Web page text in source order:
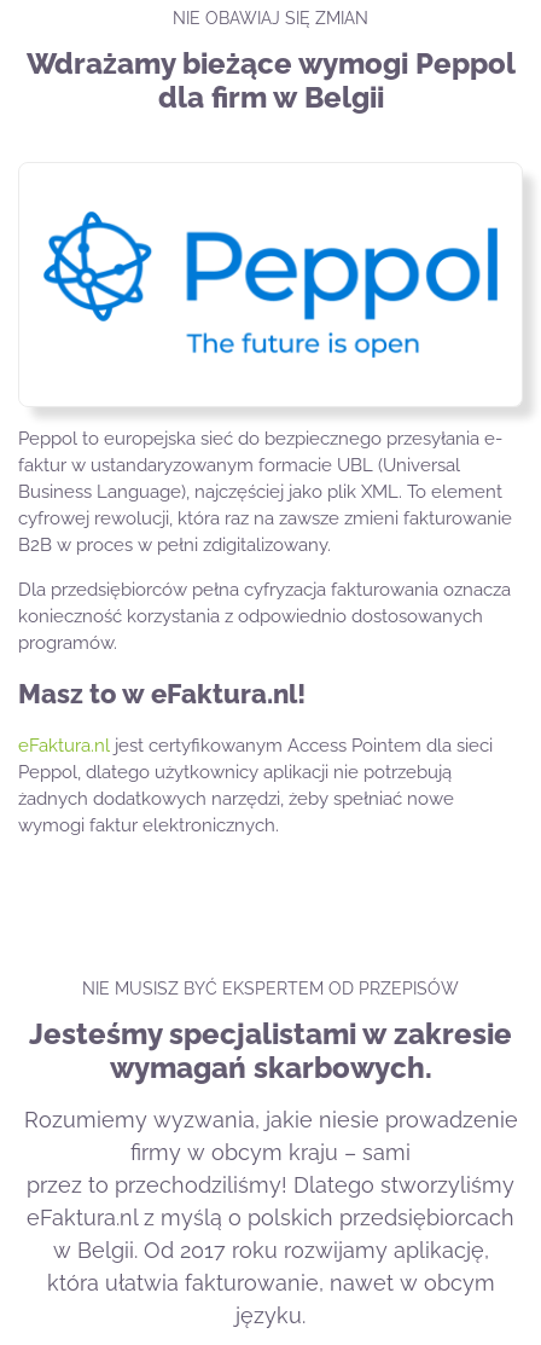
NIE OBAWIAJ SIĘ ZMIAN
Wdrażamy bieżące wymogi Peppol
dla firm w Belgii
Peppol to europejska sieć do bezpiecznego przesyłania e-
faktur w ustandaryzowanym formacie UBL (Universal
Business Language), najczęściej jako plik XML. To element
cyfrowej rewolucji, która raz na zawsze zmieni fakturowanie
B2B w proces w pełni zdigitalizowany.
Dla przedsiębiorców pełna cyfryzacja fakturowania oznacza
konieczność korzystania z odpowiednio dostosowanych
programów.
Masz to w eFaktura.nl!
eFaktura.nl jest certyfikowanym Access Pointem dla sieci
Peppol, dlatego użytkownicy aplikacji nie potrzebują
żadnych dodatkowych narzędzi, żeby spełniać nowe
wymogi faktur elektronicznych.
NIE MUSISZ BYĆ EKSPERTEM OD PRZEPISÓW
Jesteśmy specjalistami w zakresie
wymagań skarbowych.
Rozumiemy wyzwania, jakie niesie prowadzenie
firmy w obcym kraju – sami
przez to przechodziliśmy! Dlatego stworzyliśmy
eFaktura.nl z myślą o polskich przedsiębiorcach
w Belgii. Od 2017 roku rozwijamy aplikację,
która ułatwia fakturowanie, nawet w obcym
języku.